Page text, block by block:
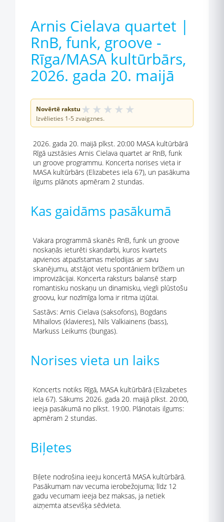
Arnis Cielava quartet |
RnB, funk, groove -
Rīga/MASA kultūrbārs,
2026. gada 20. maijā
Novērtē rakstu ★ ★ ★ ★ ★
Izvēlieties 1-5 zvaigznes.
2026. gada 20. maijā plkst. 20:00 MASA kultūrbārā
Rīgā uzstāsies Arnis Cielava quartet ar RnB, funk
un groove programmu. Koncerta norises vieta ir
MASA kultūrbārs (Elizabetes iela 67), un pasākuma
ilgums plānots apmēram 2 stundas.
Kas gaidāms pasākumā
Vakara programmā skanēs RnB, funk un groove
noskaņās ieturēti skaņdarbi, kuros kvartets
apvienos atpazīstamas melodijas ar savu
skanējumu, atstājot vietu spontāniem brīžiem un
improvizācijai. Koncerta raksturs balansē starp
romantisku noskaņu un dinamisku, viegli plūstošu
groovu, kur nozīmīga loma ir ritma izjūtai.
Sastāvs: Arnis Cielava (saksofons), Bogdans
Mihailovs (klavieres), Nils Valkiainens (bass),
Markuss Leikums (bungas).
Norises vieta un laiks
Koncerts notiks Rīgā, MASA kultūrbārā (Elizabetes
iela 67). Sākums 2026. gada 20. maijā plkst. 20:00,
ieeja pasākumā no plkst. 19:00. Plānotais ilgums:
apmēram 2 stundas.
Biļetes
Biļete nodrošina ieeju koncertā MASA kultūrbārā.
Pasākumam nav vecuma ierobežojuma; līdz 12
gadu vecumam ieeja bez maksas, ja netiek
aizņemta atsevišķa sēdvieta.